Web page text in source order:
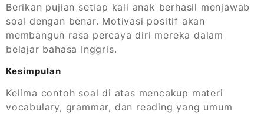
Berikan pujian setiap kali anak berhasil menjawab
soal dengan benar. Motivasi positif akan
membangun rasa percaya diri mereka dalam
belajar bahasa Inggris.
Kesimpulan
Kelima contoh soal di atas mencakup materi
vocabulary, grammar, dan reading yang umum